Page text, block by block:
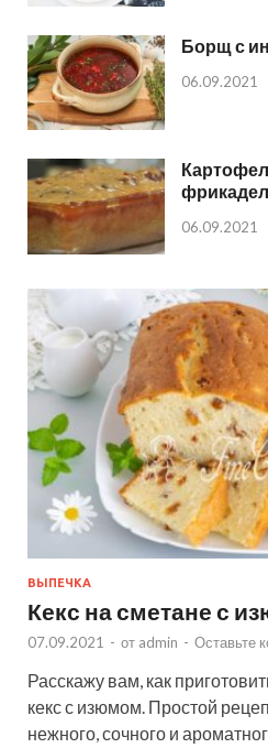
Борщ с
06.09.2021
06.09.2021
ВЫПЕЧКА
Кекс на сметане с
07.09.2021 - от admin - Оставьте
Расскажу вам, как
кекс с изюмом. Простой
нежного, сочного и